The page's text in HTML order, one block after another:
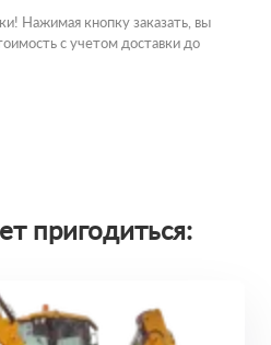
Нажимая кнопку заказать, вы
с учетом доставки до
пригодиться: